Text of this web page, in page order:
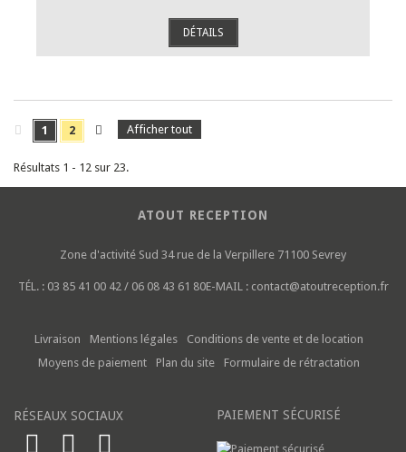
DÉTAILS
Afficher tout
1 2
Résultats 1 - 12 sur 23.
ATOUT RECEPTION
Zone d'activité Sud 34 rue de la Verpillere 71100 Sevrey
TÉL. : 03 85 41 00 42 / 06 08 43 61 80E-MAIL : contact@atoutreception.fr
Livraison Mentions légales
Conditions de vente et de location
Moyens de paiement
Plan du site Formulaire de rétractation
RÉSEAUX SOCIAUX PAIEMENT SÉCURISÉ